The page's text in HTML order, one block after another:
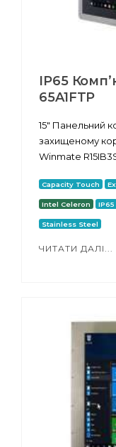
IP65
65A1FTP
15" Панельний
захищеному
Winmate
Capacity Touch
Intel Celeron IP65
Stainless Steel
ЧИТАТИ ДАЛІ...